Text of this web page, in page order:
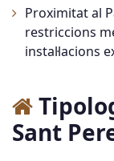
Proximitat al
restriccions
instal·lacions
Sant